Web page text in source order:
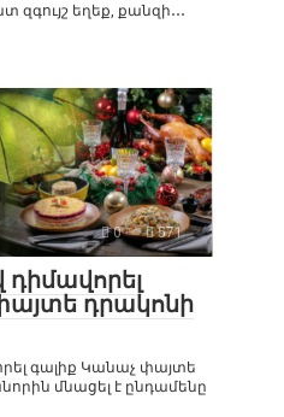
եղեք, քանզի․․․
0 571
դիմավորել
դրակոնի
գալիք Կանաչ փայտե
մնացել է ընդամենը